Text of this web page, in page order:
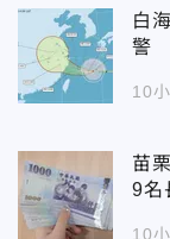
白
警
10
苗
9名
10